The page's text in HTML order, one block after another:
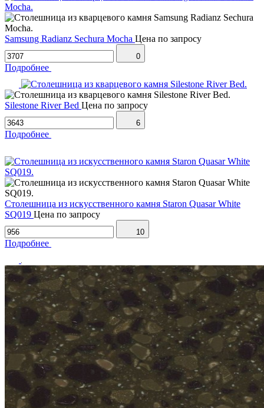
Samsung Radianz Sechura Mocha Цена по запросу
0
Подробнее
Silestone River Bed Цена по запросу
6
Подробнее
Столешница из искусственного камня Staron Quasar White
SQ019 Цена по запросу
10
Подробнее